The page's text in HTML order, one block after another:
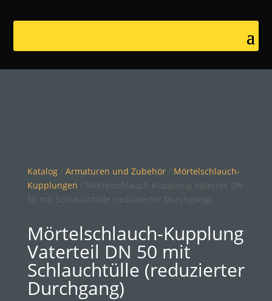
Katalog/ Armaturen und Zubehör/ Mörtelschlauch-
Kupplungen / Mörtelschlauch-Kupplung Vaterteil DN
50 mit Schlauchtülle (reduzierter Durchgang)
Mörtelschlauch-Kupplung
Vaterteil DN 50 mit
Schlauchtülle (reduzierter
Durchgang)